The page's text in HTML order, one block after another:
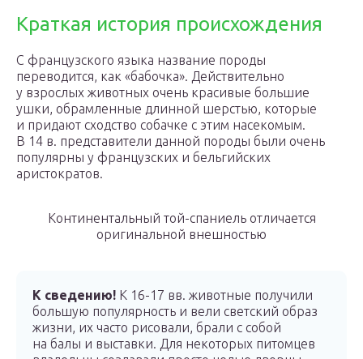
Краткая история происхождения
С французского языка название породы
переводится, как «бабочка». Действительно
у взрослых животных очень красивые большие
ушки, обрамленные длинной шерстью, которые
и придают сходство собачке с этим насекомым.
В 14 в. представители данной породы были очень
популярны у французских и бельгийских
аристократов.
Континентальный той-спаниель отличается
оригинальной внешностью
К сведению! К 16-17 вв. животные получили
большую популярность и вели светский образ
жизни, их часто рисовали, брали с собой
на балы и выставки. Для некоторых питомцев